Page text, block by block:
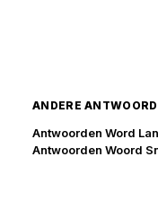
ANDERE
Antwoorden Word
Antwoorden Woord